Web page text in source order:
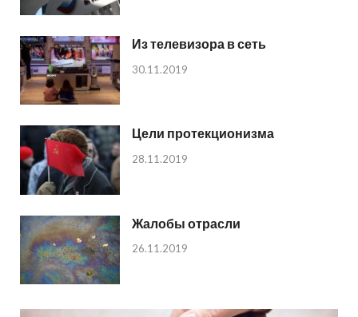
Из телевизора в сеть
30.11.2019
Цели протекционизма
28.11.2019
Жалобы отрасли
26.11.2019